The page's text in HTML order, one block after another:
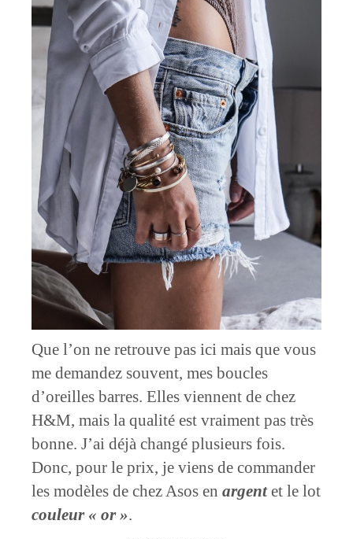
Que l’on ne retrouve pas ici mais que vous
me demandez souvent, mes boucles
d’oreilles barres. Elles viennent de chez
H&M, mais la qualité est vraiment pas très
bonne. J’ai déjà changé plusieurs fois.
Donc, pour le prix, je viens de commander
les modèles de chez Asos enargentet le lot
couleur « or ».